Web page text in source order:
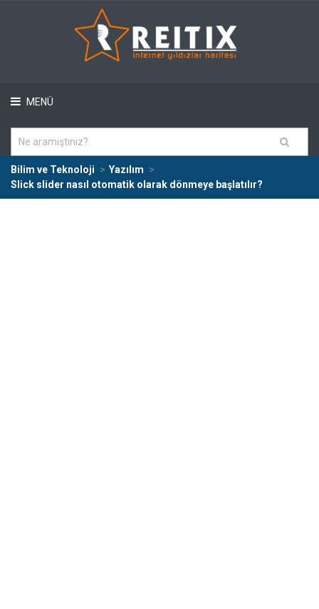
MENÜ
Bilim ve Teknoloji
Yazılım
Slick slider nasıl otomatik olarak dönmeye başlatılır?